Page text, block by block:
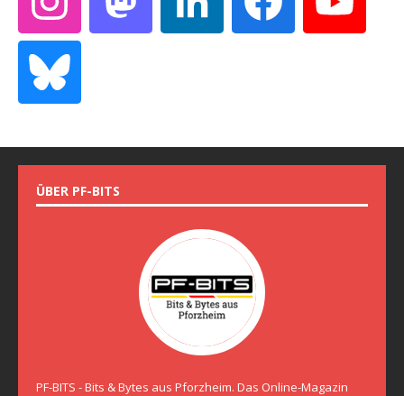
ÜBER PF-BITS
PF-BITS - Bits & Bytes aus Pforzheim. Das Online-Magazin